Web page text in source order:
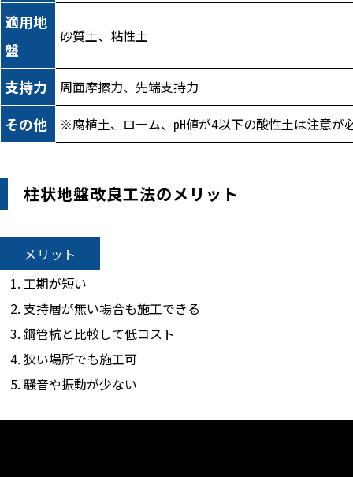
適用地
盤
砂質土、粘性土
支持力 周面摩擦力、先端支持力
その他 ※腐植土、ローム、㏗値が4以下の酸性土は注意が
柱状地盤改良工法のメリット
メリット
工期が短い
支持層が無い場合も施工できる
鋼管杭と比較して低コスト
狭い場所でも施工可
騒音や振動が少ない